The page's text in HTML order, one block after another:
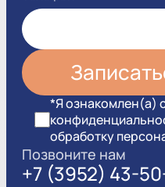
*Я ознакомлен(а)
обработку
Позвоните нам
+7 (3952) 43-